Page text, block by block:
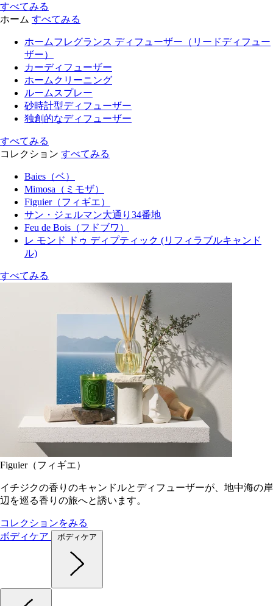
すべてみる
ホーム すべてみる
ホームフレグランス ディフューザー（リードディフュー
ザー）
カーディフューザー
ホームクリーニング
ルームスプレー
砂時計型ディフューザー
独創的なディフューザー
すべてみる
コレクション すべてみる
Baies（ベ）
Mimosa（ミモザ）
Figuier（フィギエ）
サン・ジェルマン大通り34番地
Feu de Bois（フドブワ）
レ モンド ドゥ ディプティック (リフィラブルキャンド
ル)
すべてみる
Figuier（フィギエ）
イチジクの香りのキャンドルとディフューザーが、地中海の岸
辺を巡る香りの旅へと誘います。
コレクションをみる
ボディケア
ボディケア